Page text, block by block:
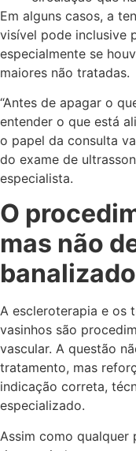
Em alguns casos, a
visível pode inclusive
especialmente se
maiores não tratadas.
“Antes de apagar o
entender o que está
o papel da consulta
do exame de
especialista.
O
mas não
banalizado
A escleroterapia e os
vasinhos são
vascular. A questão
tratamento, mas
indicação correta,
especializado.
Assim como qualquer